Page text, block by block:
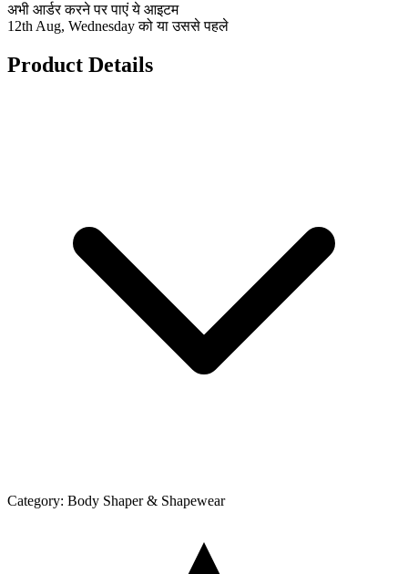
अभी आर्डर करने पर पाएं ये आइटम
12th Aug, Wednesday को या उससे पहले
Product Details
Category: Body Shaper & Shapewear